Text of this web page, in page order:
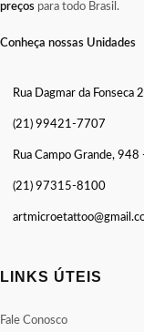
preços para todo Brasil.
Conheça nossas Unidades
Rua Dagmar da Fonseca
(21) 99421-7707
Rua Campo Grande, 948
(21) 97315-8100
LINKS ÚTEIS
Fale Conosco